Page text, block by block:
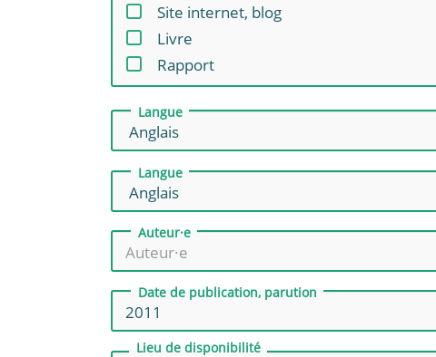
Site internet, blog
Livre
Rapport
Langue
Langue
Auteur·e
Date de publication, parution
Lieu de disponibilité